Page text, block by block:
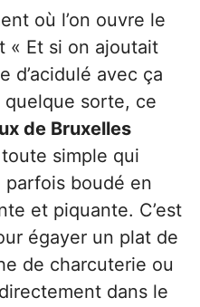
où l’on ouvre le
« Et si on ajoutait
d’acidulé avec ça
quelque sorte, ce
de Bruxelles
simple qui
boudé en
et piquante. C’est
égayer un plat de
de charcuterie ou
dans le